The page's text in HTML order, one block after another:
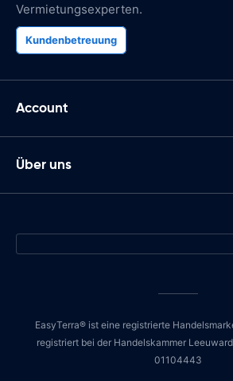
Vermietungsexperten.
Kundenbetreuung
Account
Über uns
EasyTerra® ist eine registrierte
registriert bei der Handelskammer
01104443